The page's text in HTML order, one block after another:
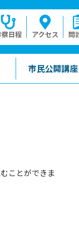
日程 アクセス 問
市民公開講座
ことができま